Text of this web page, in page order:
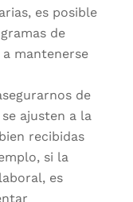
es posible
de
mantenerse
de
ajusten a la
recibidas
si la
es